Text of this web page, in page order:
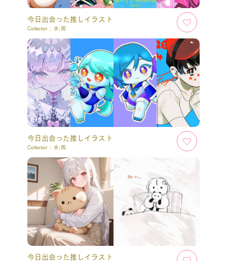
今日出会った推しイラスト
Collector : 水;雨
今日出会った推しイラスト
Collector : 水;雨
今日出会った推しイラスト